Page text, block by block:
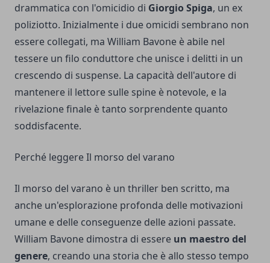
drammatica con l'omicidio di Giorgio Spiga, un ex
poliziotto. Inizialmente i due omicidi sembrano non
essere collegati, ma William Bavone è abile nel
tessere un filo conduttore che unisce i delitti in un
crescendo di suspense. La capacità dell'autore di
mantenere il lettore sulle spine è notevole, e la
rivelazione finale è tanto sorprendente quanto
soddisfacente.
Perché leggere Il morso del varano
Il morso del varano è un thriller ben scritto, ma
anche un'esplorazione profonda delle motivazioni
umane e delle conseguenze delle azioni passate.
William Bavone dimostra di essere un maestro del
genere, creando una storia che è allo stesso tempo